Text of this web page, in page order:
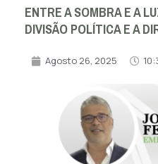
ENTRE A SOMBRA E A
DIVISÃO POLÍTICA E A
Agosto 26, 2025